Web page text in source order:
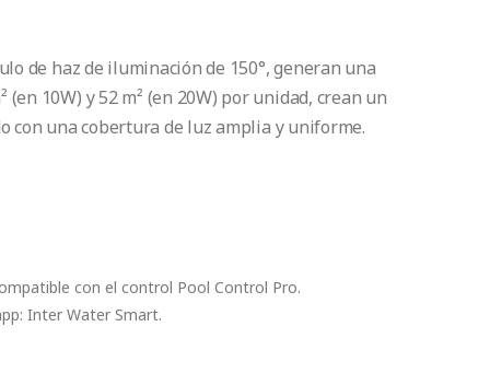
de haz de iluminación de 150°, generan una
10W) y 52 m² (en 20W) por unidad, crean un
con una cobertura de luz amplia y uniforme.
con el control Pool Control Pro.
Inter Water Smart.